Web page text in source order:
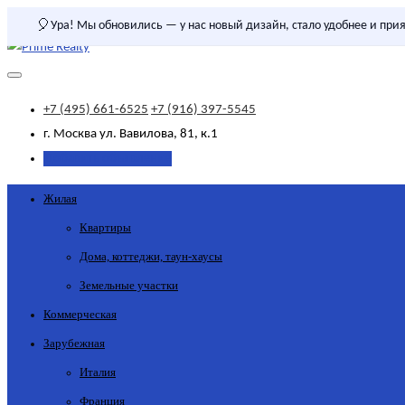
🎈 Ура! Мы обновились — у нас новый дизайн, стало удобнее и
+7 (495) 661-6525 +7 (916) 397-5545
г. Москва ул. Вавилова, 81, к.1
Жилая
Квартиры
Дома, коттеджи, таун-хаусы
Земельные участки
Коммерческая
Зарубежная
Италия
Франция